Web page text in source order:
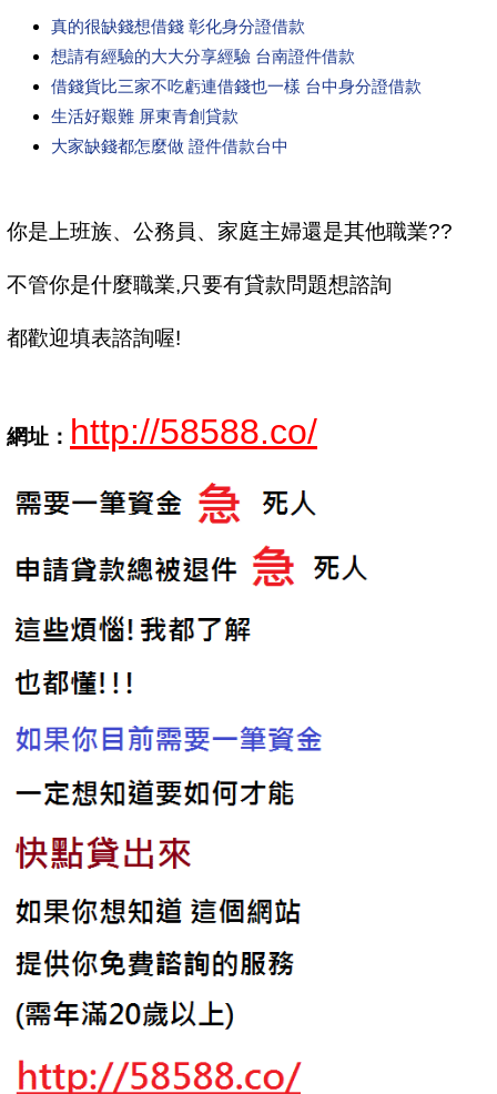
真的很缺錢想借錢 彰化身分證借款
想請有經驗的大大分享經驗 台南證件借款
借錢貨比三家不吃虧連借錢也一樣 台中身分證借款
生活好艱難 屏東青創貸款
大家缺錢都怎麼做 證件借款台中
你是上班族、公務員、家庭主婦還是其他職業??
不管你是什麼職業,只要有貸款問題想諮詢
都歡迎填表諮詢喔!
網址： http://58588.co/